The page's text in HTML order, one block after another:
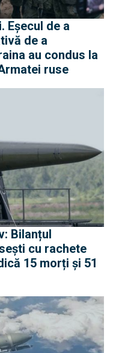
Eșecul de a
de a
au condus la
ruse
Bilanțul
cu rachete
15 morți și 51